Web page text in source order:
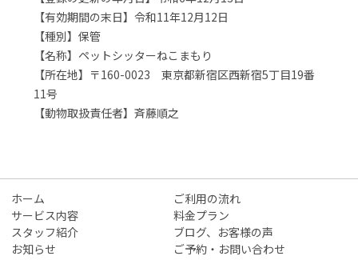
【有効期間の末日】令和11年12月12日
【種別】保管
【名称】ペットシッターねこまもり
【所在地】〒160-0023 東京都新宿区西新宿5丁目19番
11号
【動物取扱責任者】斉藤順之
ホーム
ご利用の流れ
サービス内容
料金プラン
スタッフ紹介
ブログ、お客様の声
お知らせ
ご予約・お問い合わせ